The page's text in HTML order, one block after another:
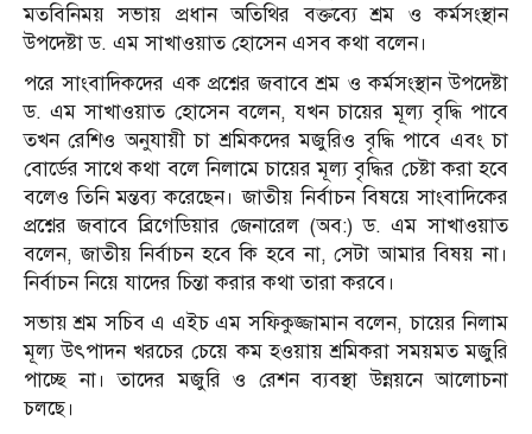
মতবিনিময় সভায় প্রধান অতিথির বক্তব্যে শ্রম ও কর্মসংস্থান
উপদেষ্টা ড. এম সাখাওয়াত হোসেন এসব কথা বলেন।
পরে সাংবাদিকদের এক প্রশ্নের জবাবে শ্রম ও কর্মসংস্থান উপদেষ্টা
ড. এম সাখাওয়াত হোসেন বলেন, যখন চায়ের মূল্য বৃদ্ধি পাবে
তখন রেশিও অনুযায়ী চা শ্রমিকদের মজুরিও বৃদ্ধি পাবে এবং চা
বোর্ডের সাথে কথা বলে নিলামে চায়ের মূল্য বৃদ্ধির চেষ্টা করা হবে
বলেও তিনি মন্তব্য করেছেন। জাতীয় নির্বাচন বিষয়ে সাংবাদিকের
প্রশ্নের জবাবে ব্রিগেডিয়ার জেনারেল (অব:) ড. এম সাখাওয়াত
বলেন, জাতীয় নির্বাচন হবে কি হবে না, সেটা আমার বিষয় না।
নির্বাচন নিয়ে যাদের চিন্তা করার কথা তারা করবে।
সভায় শ্রম সচিব এ এইচ এম সফিকুজ্জামান বলেন, চায়ের নিলাম
মূল্য উৎপাদন খরচের চেয়ে কম হওয়ায় শ্রমিকরা সময়মত মজুরি
পাচ্ছে না। তাদের মজুরি ও রেশন ব্যবস্থা উন্নয়নে আলোচনা
চলছে।